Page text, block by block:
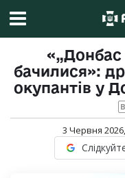
бачилися»:
окупантів у
3 Червня